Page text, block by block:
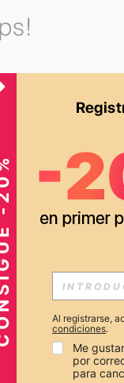
inténtalo de nuevo.
EN
PARA RECIBIR
593
-20% Al registrarse,
condiciones.
Me
por
para